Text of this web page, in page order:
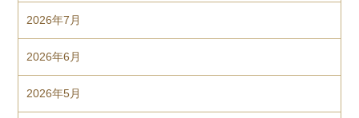
2026年7月
2026年6月
2026年5月